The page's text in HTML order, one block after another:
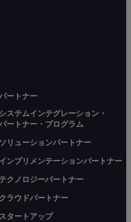
ートナー
システムインテグレーション・
ートナー・プログラム
ソリューションパートナー
インプリメンテーションパートナー
テクノロジーパートナー
クラウドパートナー
スタートアップ